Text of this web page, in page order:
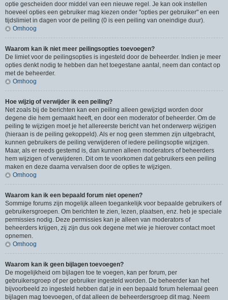
optie gescheiden door middel van een nieuwe regel. Je kan ook instellen
hoeveel opties een gebruiker mag kiezen onder "opties per gebruiker" en een
tijdslimiet in dagen voor de peiling (0 is een peiling van oneindige duur).
Omhoog
Waarom kan ik niet meer peilingsopties toevoegen?
De limiet voor de peilingsopties is ingesteld door de beheerder. Indien je meer
opties denkt nodig te hebben dan het toegestane aantal, neem dan contact op
met de beheerder.
Omhoog
Hoe wijzig of verwijder ik een peiling?
Net zoals bij de berichten kan een peiling alleen gewijzigd worden door
degene die hem gemaakt heeft, en door een moderator of beheerder. Om de
peiling te wijzigen moet je het allereerste bericht van het onderwerp wijzigen
(hieraan is de peiling gekoppeld). Als er nog geen stemmen zijn uitgebracht,
kunnen gebruikers de peiling verwijderen of iedere peilingsoptie wijzigen.
Maar, als er reeds gestemd is, dan kunnen alleen moderators of beheerders
hem wijzigen of verwijderen. Dit om te voorkomen dat gebruikers een peiling
maken en deze daarna vervalsen door de opties te wijzigen.
Omhoog
Waarom kan ik een bepaald forum niet openen?
Sommige forums zijn mogelijk alleen toegankelijk voor bepaalde gebruikers of
gebruikersgroepen. Om berichten te zien, lezen, plaatsen, enz. heb je speciale
permissies nodig. Deze permissies kan je alleen van moderators of
beheerders krijgen, zij zijn dus ook degene met wie je hierover contact moet
opnemen.
Omhoog
Waarom kan ik geen bijlagen toevoegen?
De mogelijkheid om bijlagen toe te voegen, kan per forum, per
gebruikersgroep of per gebruiker ingesteld worden. De beheerder kan het
bijvoorbeeld zo ingesteld hebben dat je in een bepaald forum helemaal geen
bijlagen mag toevoegen, of dat alleen de beheerdersgroep dit mag. Neem